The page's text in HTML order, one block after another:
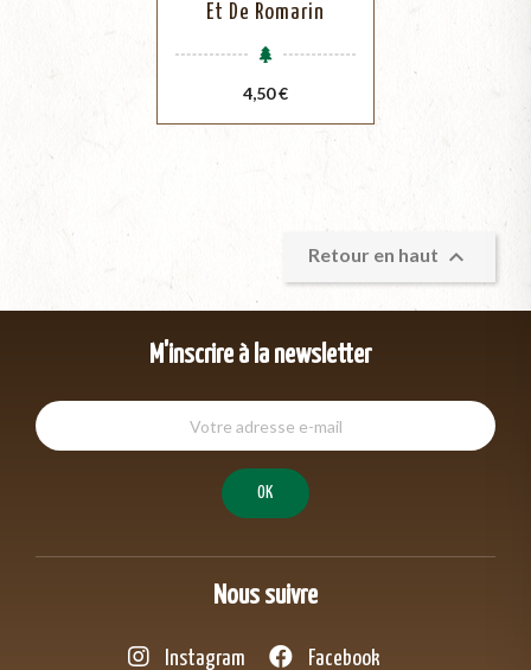
Et De Romarin
Prix
4,50 €
Retour en haut 
M'inscrire à la newsletter
Nous suivre
Instagram Facebook